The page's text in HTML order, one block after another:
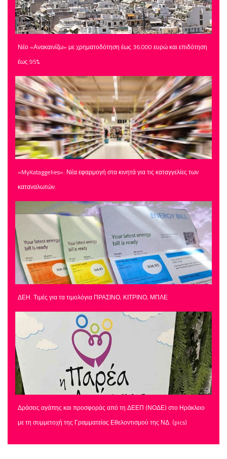
Νέο «Ανακαινίζω» με χρηματοδότηση έως 36.000 ευρώ και επιδότηση
έως 95%
«MyKataggelies»: Νέα εφαρμογή στα κινητά για τις καταγγελίες των
καταναλωτών.
ΔΕΗ. Τιμές για τα τιμολόγια ΠΡΑΣΙΝΟ, ΚΙΤΡΙΝΟ, ΜΠΛΕ
Δράσεις αγάπης και προσφοράς από τη ΔΕΕΠ (ΝΟΔΕ) στο Ηράκλειο
με τη συμμετοχή της Γραμματείας Εθελοντισμού της ΝΔ. (pics)